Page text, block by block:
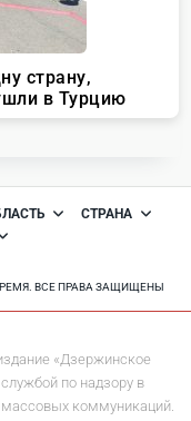
СТРАНА
ВСЕ ПРАВА ЗАЩИЩЕНЫ
«Дзержинское
по надзору в
массовых коммуникаций.